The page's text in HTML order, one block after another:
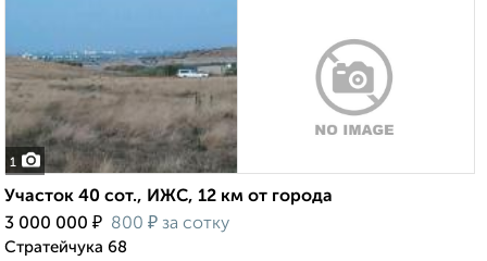
1
Участок 40 сот., ИЖС, 12 км от города
3 000 000 ₽ 800 ₽ за сотку
Стратейчука 68